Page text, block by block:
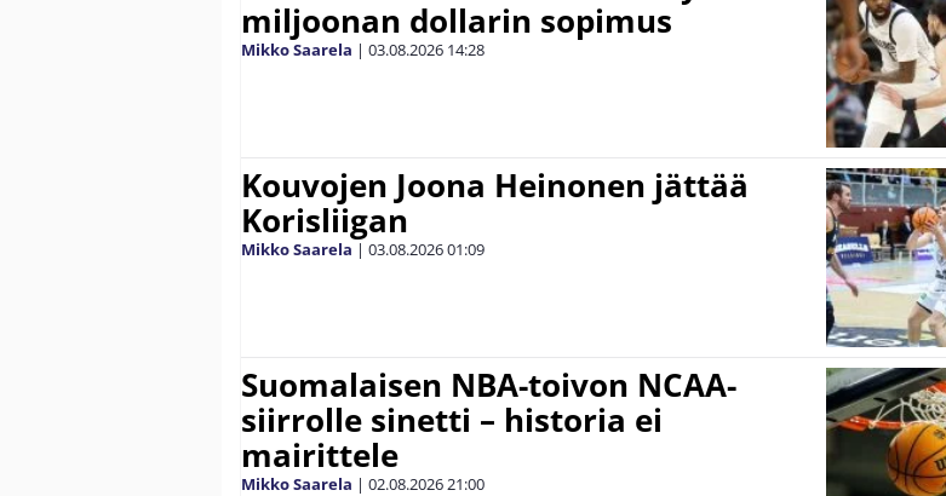
miljoonan dollarin sopimus
Mikko Saarela | 03.08.2026 14:28
Kouvojen Joona Heinonen jättää
Korisliigan
Mikko Saarela | 03.08.202601:09
Suomalaisen NBA-toivon NCAA-
siirrolle sinetti – historia ei
mairittele
Mikko Saarela | 02.08.202621:00